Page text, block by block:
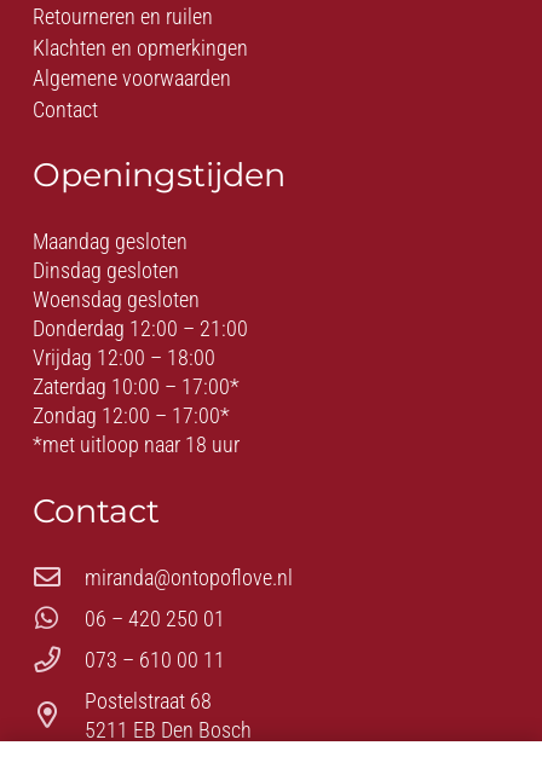
Retourneren en ruilen
Klachten en opmerkingen
Algemene voorwaarden
Contact
Openingstijden
Maandag gesloten
Dinsdag gesloten
Woensdag gesloten
Donderdag 12:00 – 21:00
Vrijdag 12:00 – 18:00
Zaterdag 10:00 – 17:00*
Zondag 12:00 – 17:00*
*met uitloop naar 18 uur
Contact
miranda@ontopoflove.nl
06 – 420 250 01
073 – 610 00 11
Postelstraat 68
5211 EB Den Bosch